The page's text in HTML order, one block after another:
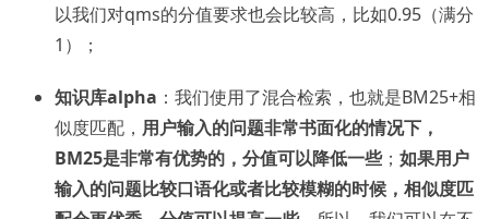
以我们对qms的分值要求也会比较高，比如0.95（满分
1）；
知识库alpha ：我们使用了混合检索，也就是BM25+相
似度匹配， 用户输入的问题非常书面化的情况下，
BM25是非常有优势的，分值可以降低一些； 如果用户
输入的问题比较口语化或者比较模糊的时候，相似度匹